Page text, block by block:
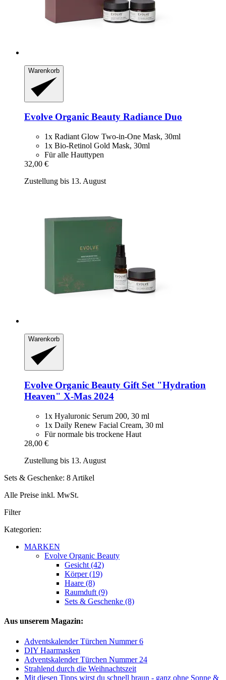
Warenkorb
Evolve Organic Beauty Radiance Duo
1x Radiant Glow Two-in-One Mask, 30ml
1x Bio-Retinol Gold Mask, 30ml
Für alle Hauttypen
32,00 €
Zustellung bis 13. August
Warenkorb
Evolve Organic Beauty Gift Set "Hydration
Heaven" X-​Mas 2024
1x Hyaluronic Serum 200, 30 ml
1x Daily Renew Facial Cream, 30 ml
Für normale bis trockene Haut
28,00 €
Zustellung bis 13. August
Sets & Geschenke: 8 Artikel
Alle Preise inkl. MwSt.
Filter
Kategorien:
MARKEN
Evolve Organic Beauty
Gesicht (42)
Körper (19)
Haare (8)
Raumduft (9)
Sets & Geschenke (8)
Aus unserem Magazin:
Adventskalender Türchen Nummer 6
DIY Haarmasken
Adventskalender Türchen Nummer 24
Strahlend durch die Weihnachtszeit
Mit diesen Tipps wirst du schnell braun - ganz ohne Sonne &